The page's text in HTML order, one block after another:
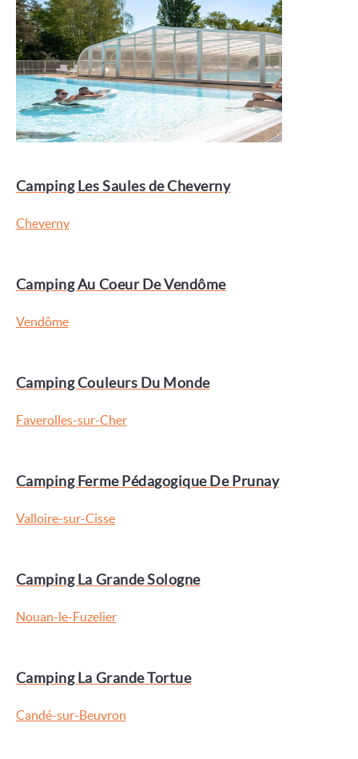
Camping Les Saules de Cheverny
Cheverny
Camping Au Coeur De Vendôme
Vendôme
Camping Couleurs Du Monde
Faverolles-sur-Cher
Camping Ferme Pédagogique De Prunay
Valloire-sur-Cisse
Camping La Grande Sologne
Nouan-le-Fuzelier
Camping La Grande Tortue
Candé-sur-Beuvron